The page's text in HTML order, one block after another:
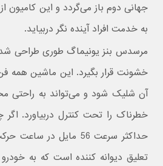
جهانی دوم باز می‌گردد و این کامیون
به خدمت افراد آینده نگر دربیاید.
مرسدس بنز یونیماگ طوری طراحی
خشونت قرار بگیرد. این ماشین همه
آن شلیک شود و می‌تواند به راحتی
حداکثر سرعت 56 مایل
تعلیق دیوانه کننده است که به